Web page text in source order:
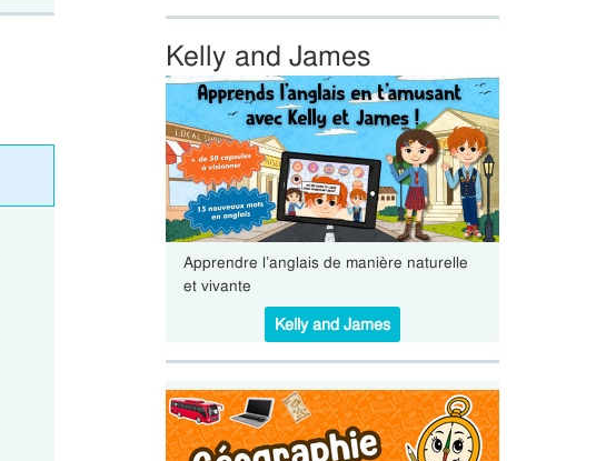
Kelly and James
Apprendre l’anglais de manière naturelle
et vivante
Kelly and James